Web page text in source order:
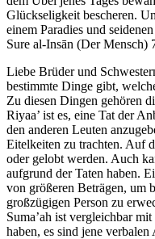
Glückseligkeit bescheren.
einem Paradies und
Sure al-Insān (Der Mensch)
Liebe Brüder und
bestimmte Dinge gibt,
Zu diesen Dingen gehören
Riyaa’ ist es, eine Tat der
den anderen Leuten
Eitelkeiten zu trachten. Auf
oder gelobt werden. Auch
aufgrund der Taten haben.
von größeren Beträgen, um
großzügigen Person zu
Suma’ah ist vergleichbar
haben, es sind jene